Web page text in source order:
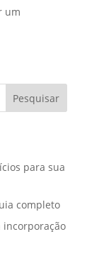
um
Pesquisar
para sua
completo
incorporação